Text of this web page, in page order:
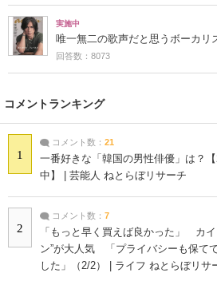
実施中
唯一無二の歌声だと思うボーカリ
回答数：8073
コメントランキング
1
コメント数： 21
一番好きな「韓国の男性俳優」は？
中】 | 芸能人 ねとらぼリサーチ
2
コメント数： 7
「もっと早く買えば良かった」 カ
ン”が大人気 「プライバシーも保て
した」（2/2） | ライフ ねとらぼリサ